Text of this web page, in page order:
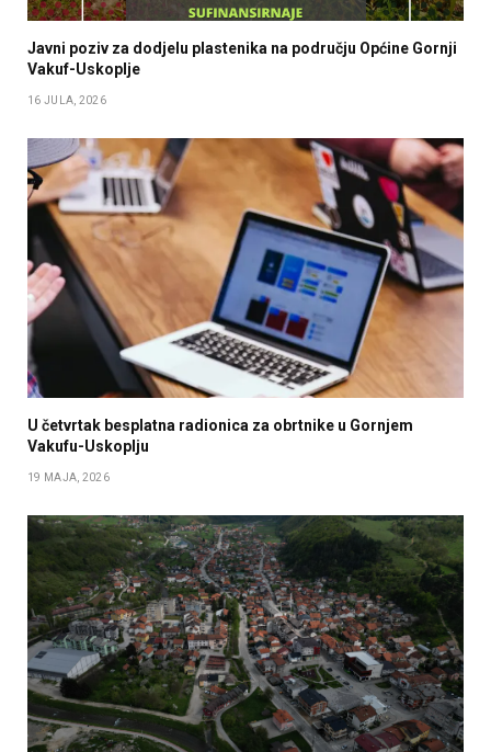
Javni poziv za dodjelu plastenika na području Općine Gornji
Vakuf-Uskoplje
16 JULA, 2026
U četvrtak besplatna radionica za obrtnike u Gornjem
Vakufu-Uskoplju
19 MAJA, 2026